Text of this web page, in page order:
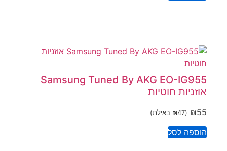
Samsung Tuned By AKG EO-IG955
אוזניות חוטיות
₪55
(
₪47 באילת)
הוספה לסל